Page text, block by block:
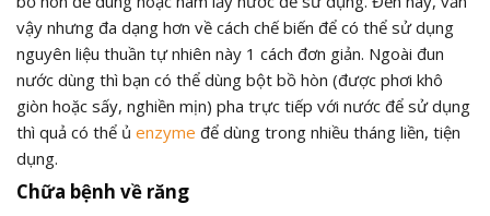
vậy nhưng đa dạng hơn về cách chế biến để có thể sử dụng
nguyên liệu thuần tự nhiên này 1 cách đơn giản. Ngoài đun
nước dùng thì bạn có thể dùng bột bồ hòn (được phơi khô
giòn hoặc sấy, nghiền mịn) pha trực tiếp với nước để sử dụng
thì quả có thể ủ enzyme để dùng trong nhiều tháng liền, tiện
dụng.
Chữa bệnh về răng